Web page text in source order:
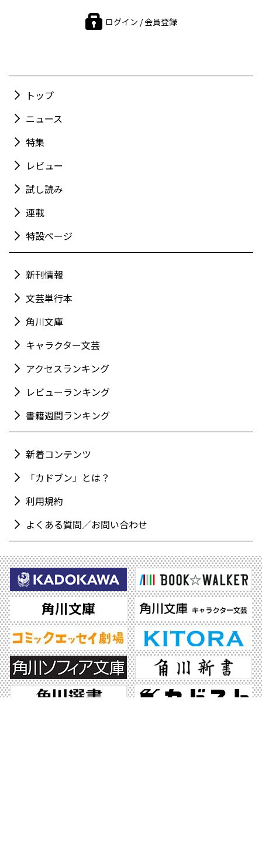
ログイン / 会員登録
トップ
ニュース
特集
レビュー
試し読み
連載
特設ページ
新刊情報
文芸単行本
角川文庫
キャラクター文芸
アクセスランキング
レビューランキング
書籍週間ランキング
新着コンテンツ
「カドブン」とは？
利用規約
よくある質問／お問い合わせ